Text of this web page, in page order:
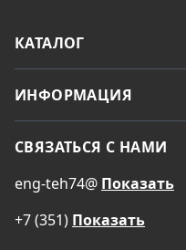
КАТАЛОГ
ИНФОРМАЦИЯ
СВЯЗАТЬСЯ С НАМИ
eng-teh74@ Показать
+7 (351) Показать